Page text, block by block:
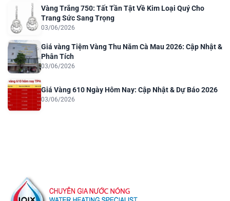
Vàng Trắng 750: Tất Tần Tật Về Kim Loại Quý Cho
Trang Sức Sang Trọng
03/06/2026
Giá vàng Tiệm Vàng Thu Năm Cà Mau 2026: Cập Nhật &
Phân Tích
03/06/2026
Giá Vàng 610 Ngày Hôm Nay: Cập Nhật & Dự Báo 2026
03/06/2026